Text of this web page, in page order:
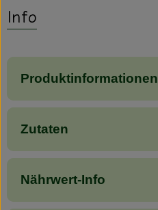
Info
Produktinformationen
Zutaten
Nährwert-Info